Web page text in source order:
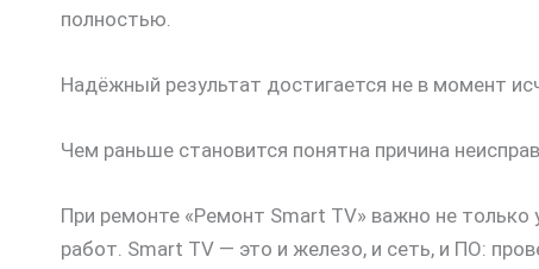
полностью.
Надёжный результат достигается не в момент
Чем раньше становится понятна причина
При ремонте «Ремонт Smart TV» важно не только
работ. Smart TV — это и железо, и сеть, и ПО: